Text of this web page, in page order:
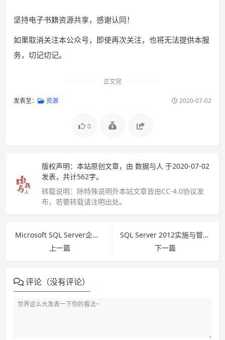
坚持电子书籍资源共享，感谢认同！
如果取消关注本公众号，即使再次关注，也将无法提供本服
务，切记切记。
正文完
发表至： 资源 2020-07-02
0
版权声明： 本站原创文章，由 数据与人 于2020-07-02
发表，共计562字。
转载说明： 除特殊说明外本站文章皆由CC-4.0协议发
布，若要转载请注明出处。
Microsoft SQL Server企业级平台管理实践 PDF下载
上一篇
SQL Server 2012实施与管理实战指南 PDF下载
下一篇
评论（没有评论）